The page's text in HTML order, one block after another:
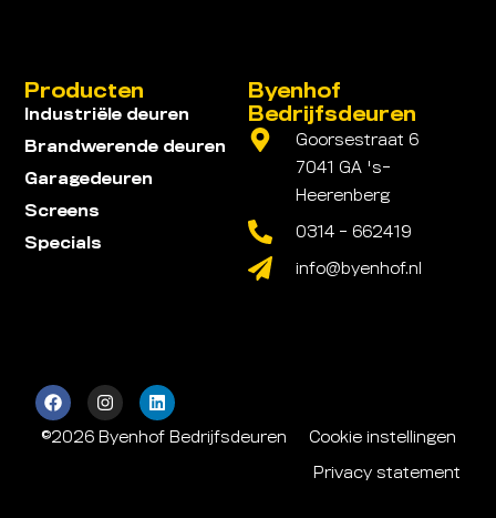
Byenhof
Bedrijfsdeuren
Goorsestraat 6
7041 GA 's-
Heerenberg
0314 - 662419
info@byenhof.nl
Producten
Industriële deuren
Brandwerende deuren
Garagedeuren
Screens
Specials
©2026 Byenhof Bedrijfsdeuren Cookie instellingen
Privacy statement